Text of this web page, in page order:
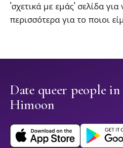
'σχετικά με εμάς' σελίδα για
περισσότερα για το ποιοι
Date queer people
Himoon